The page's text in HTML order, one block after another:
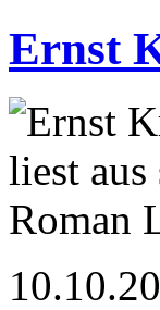
Ernst